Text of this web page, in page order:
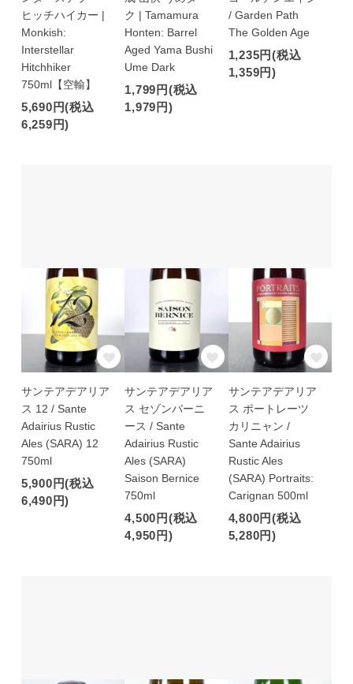
ヒッチハイカー |
Monkish:
Interstellar
Hitchhiker
750ml【空輸】
5,690円(税込
6,259円)
ク | Tamamura
Honten: Barrel
Aged Yama Bushi
Ume Dark
1,799円(税込
1,979円)
/ Garden Path
The Golden Age
1,235円(税込
1,359円)
サンテアデアリア
ス 12 / Sante
Adairius Rustic
Ales (SARA) 12
750ml
5,900円(税込
6,490円)
サンテアデアリア
ス セゾンバーニ
ース / Sante
Adairius Rustic
Ales (SARA)
Saison Bernice
750ml
4,500円(税込
4,950円)
サンテアデアリア
ス ポートレーツ
カリニャン /
Sante Adairius
Rustic Ales
(SARA) Portraits:
Carignan 500ml
4,800円(税込
5,280円)